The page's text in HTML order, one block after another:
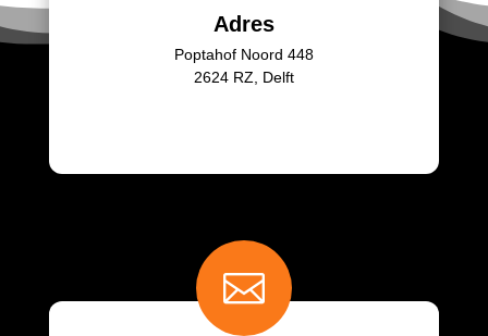
Adres
Poptahof Noord 448
2624 RZ, Delft
